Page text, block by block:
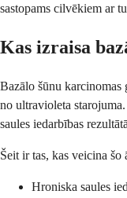
sastopams cilvēkiem ar
Kas izraisa
Bazālo šūnu karcinomas
no ultravioleta
saules iedarbības
Šeit ir tas, kas veicina šo
Hroniska saules